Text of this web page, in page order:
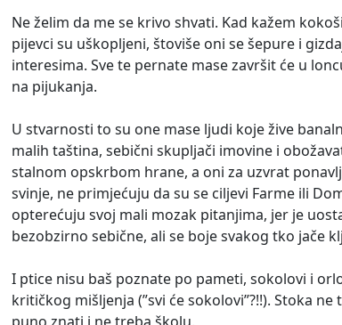
Ne želim da me se krivo shvati. Kad kažem
pijevci su uškopljeni, štoviše oni se šepure i
interesima. Sve te pernate mase završit će u
na pijukanja.
U stvarnosti to su one mase ljudi koje žive
malih taština, sebični skupljači imovine i
stalnom opskrbom hrane, a oni za uzvrat
svinje, ne primjećuju da su se ciljevi Farme ili
opterećuju svoj mali mozak pitanjima, jer je
bezobzirno sebične, ali se boje svakog tko jače
I ptice nisu baš poznate po pameti, sokolovi i
kritičkog mišljenja (”svi će sokolovi”?!!). Stoka